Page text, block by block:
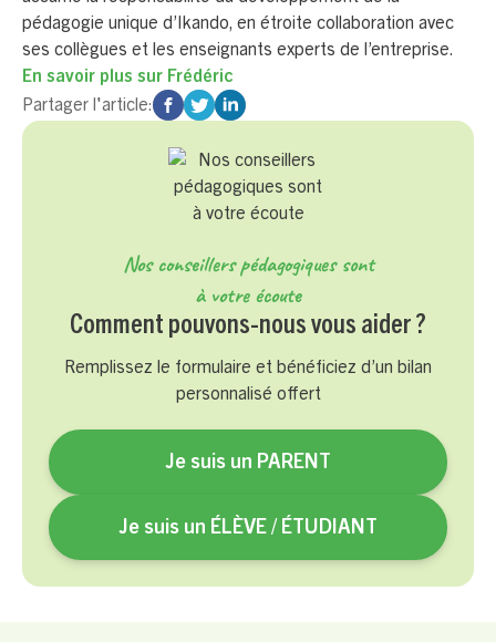
pédagogie unique d’Ikando, en étroite collaboration avec
ses collègues et les enseignants experts de l’entreprise.
En savoir plus sur Frédéric
Partager l'article:
Nos conseillers pédagogiques sont
à votre écoute
Comment pouvons-nous vous aider ?
Remplissez le formulaire et bénéficiez d’un bilan
personnalisé offert
Je suis un PARENT
Je suis un ÉLÈVE / ÉTUDIANT